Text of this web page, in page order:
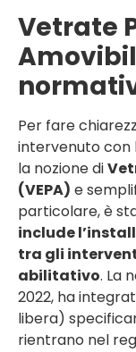
Vetrate
Per fare
intervenuto con
la nozione di
(VEPA) e
particolare, è
include
tra gli
abilitativo. La
2022, ha
libera)
rientrano nel